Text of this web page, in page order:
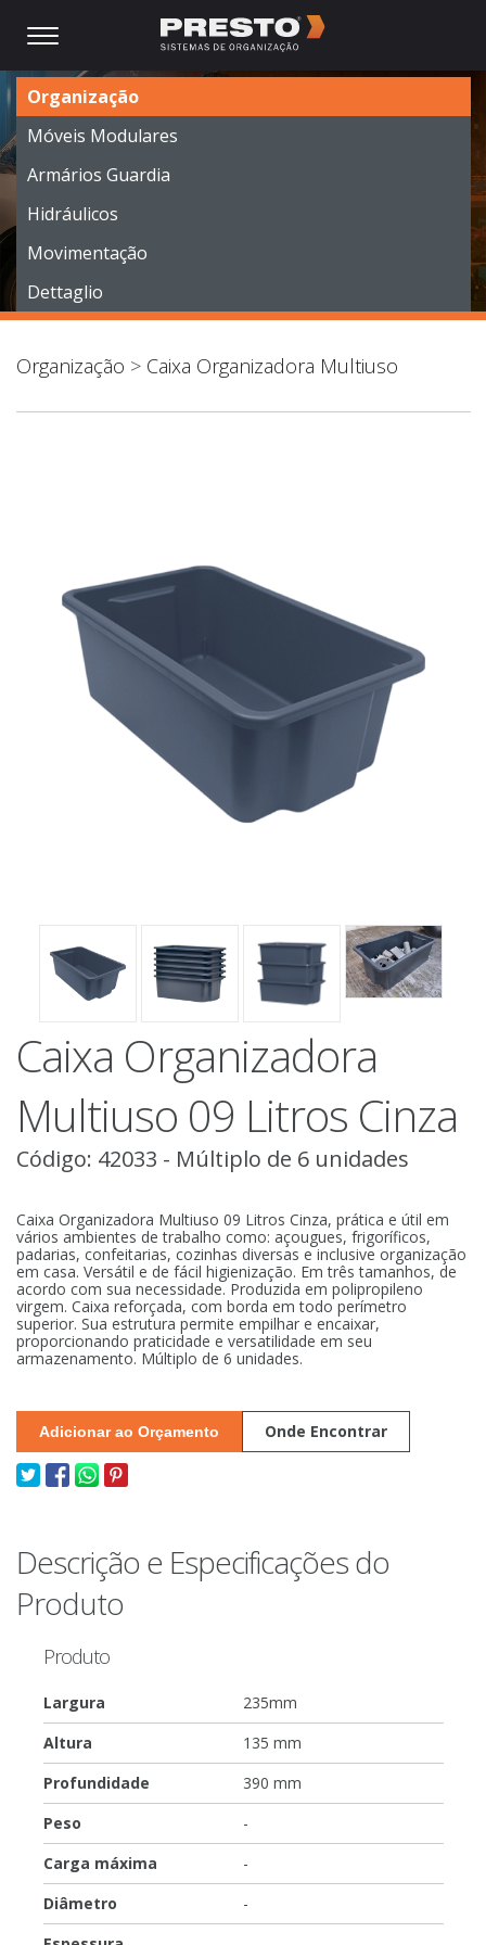
Organização
Móveis Modulares
Armários Guardia
Hidráulicos
Movimentação
Dettaglio
Organização > Caixa Organizadora Multiuso
Caixa Organizadora
Multiuso 09 Litros Cinza
Código: 42033 - Múltiplo de 6 unidades
Caixa Organizadora Multiuso 09 Litros Cinza, prática e útil em
vários ambientes de trabalho como: açougues, frigoríficos,
padarias, confeitarias, cozinhas diversas e inclusive organização
em casa. Versátil e de fácil higienização. Em três tamanhos, de
acordo com sua necessidade. Produzida em polipropileno
virgem. Caixa reforçada, com borda em todo perímetro
superior. Sua estrutura permite empilhar e encaixar,
proporcionando praticidade e versatilidade em seu
armazenamento. Múltiplo de 6 unidades.
Adicionar ao Orçamento Onde Encontrar
Descrição e Especificações do
Produto
Produto
Largura
235mm
Altura
135 mm
Profundidade
390 mm
Peso
-
Carga máxima
-
Diâmetro
-